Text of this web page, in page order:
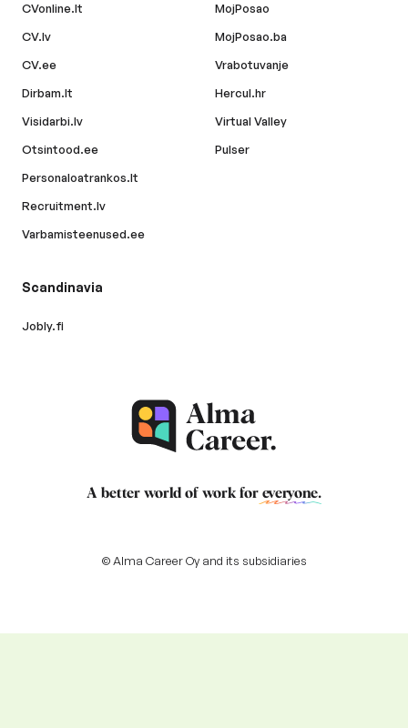
CVonline.lt
CV.lv
CV.ee
Dirbam.lt
Visidarbi.lv
Otsintood.ee
Personaloatrankos.lt
Recruitment.lv
Varbamisteenused.ee
MojPosao
MojPosao.ba
Vrabotuvanje
Hercul.hr
Virtual Valley
Pulser
Scandinavia
Jobly.fi
A better world of work for everyone.
© Alma Career Oy and its subsidiaries